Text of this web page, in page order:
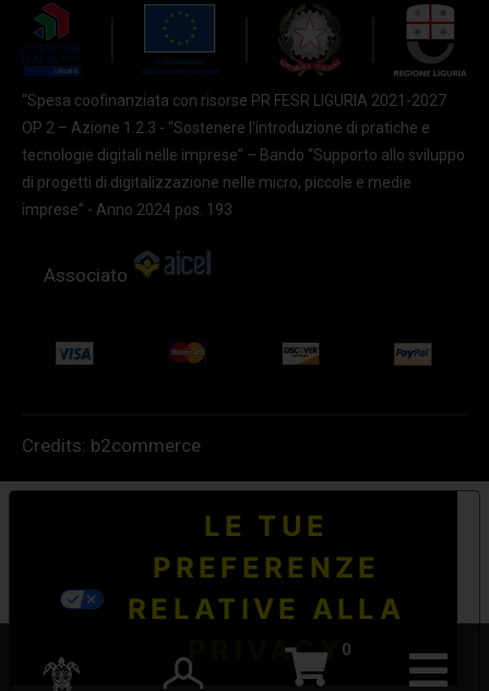
0
“Spesa coofinanziata con risorse PR FESR LIGURIA 2021-2027
OP 2 – Azione 1.2.3 - "Sostenere l'introduzione di pratiche e
tecnologie digitali nelle imprese” – Bando “Supporto allo sviluppo
di progetti di digitalizzazione nelle micro, piccole e medie
imprese” - Anno 2024 pos. 193
Associato
Credits: b2commerce
LE TUE
PREFERENZE
RELATIVE ALLA
PRIVACY